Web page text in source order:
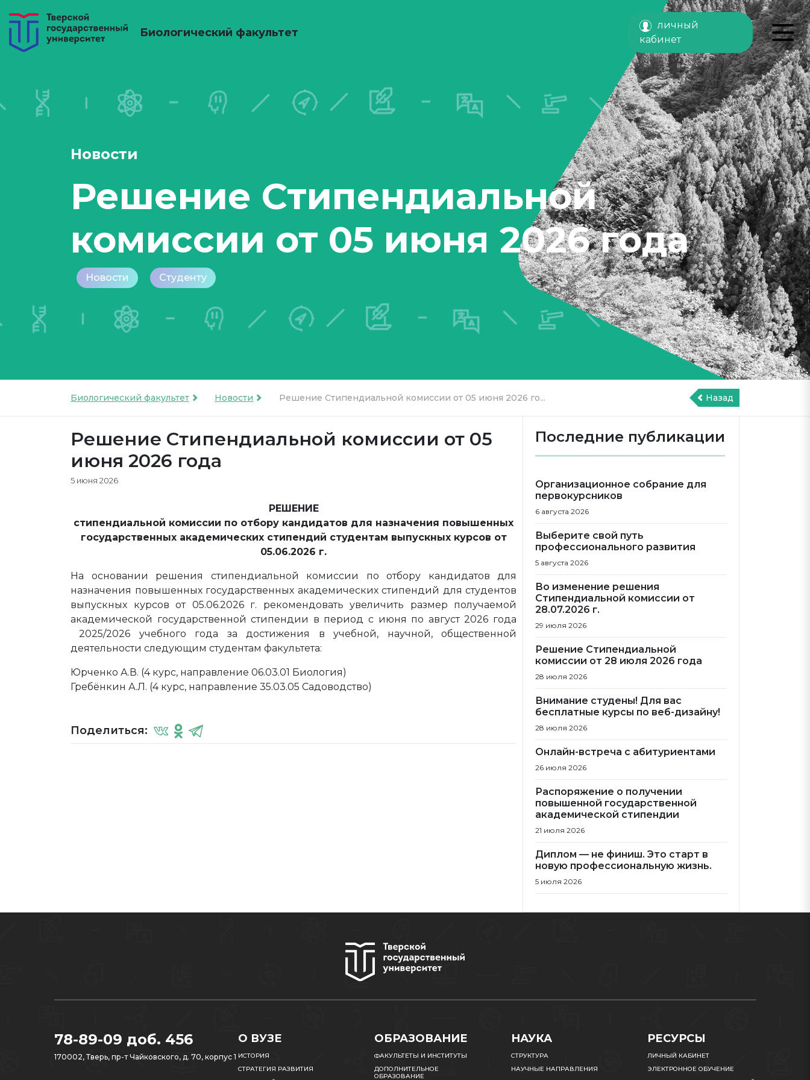
Биологический факультет
личный
кабинет
Новости
Решение Стипендиальной
комиссии от 05 июня 2026 года
Новости Студенту
Биологический факультет Новости Решение Стипендиальной комиссии от 05 июня 2026 го... Назад
Решение Стипендиальной комиссии от 05
июня 2026 года
5 июня 2026
РЕШЕНИЕ
стипендиальной комиссии по отбору кандидатов для назначения повышенных
государственных академических стипендий студентам выпускных курсов от
05.06.2026 г.
На основании решения стипендиальной комиссии по отбору кандидатов для
назначения повышенных государственных академических стипендий для студентов
выпускных курсов от 05.06.2026 г. рекомендовать увеличить размер получаемой
академической государственной стипендии в период с июня по август 2026 года
2025/2026 учебного года за достижения в учебной, научной, общественной
деятельности следующим студентам факультета:
Юрченко А.В. (4 курс, направление 06.03.01 Биология)
Гребëнкин А.Л. (4 курс, направление 35.03.05 Садоводство)
Поделиться:
Последние публикации
Организационное собрание для
первокурсников
6 августа 2026
Выберите свой путь
профессионального развития
5 августа 2026
Во изменение решения
Стипендиальной комиссии от
28.07.2026 г.
29 июля 2026
Решение Стипендиальной
комиссии от 28 июля 2026 года
28 июля 2026
Внимание студены! Для вас
бесплатные курсы по веб-дизайну!
28 июля 2026
Онлайн-встреча с абитуриентами
26 июля 2026
Распоряжение о получении
повышенной государственной
академической стипендии
21 июля 2026
Диплом — не финиш. Это старт в
новую профессиональную жизнь.
5 июля 2026
78-89-09 доб. 456
170002, Тверь, пр-т Чайковского, д. 70, корпус 1
О ВУЗЕ
ИСТОРИЯ
СТРАТЕГИЯ РАЗВИТИЯ
ОБРАЗОВАНИЕ
ФАКУЛЬТЕТЫ И ИНСТИТУТЫ
ДОПОЛНИТЕЛЬНОЕ
ОБРАЗОВАНИЕ
НАУКА
СТРУКТУРА
НАУЧНЫЕ НАПРАВЛЕНИЯ
РЕСУРСЫ
ЛИЧНЫЙ КАБИНЕТ
ЭЛЕКТРОННОЕ ОБУЧЕНИЕ